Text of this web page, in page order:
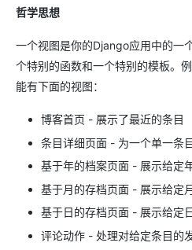
哲学思想
一个视图是你的Django应用中的一
个特别的函数和一个特别的模板。
能有下面的视图：
博客首页 - 展示了最近的条目
条目详细页面 - 为一个单一条
基于年的档案页面 - 展示给定
基于月的存档页面 - 展示给定
基于日的存档页面 - 展示给定
评论动作 - 处理对给定条目的